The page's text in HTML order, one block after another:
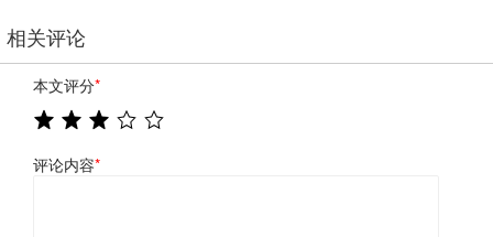
相关评论
本文评分*
评论内容*